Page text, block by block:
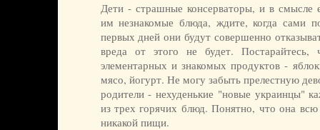
Дети - страшные консерваторы, и в смысле
им незнакомые блюда, ждите, когда сами
первых дней они будут совершенно
вреда от этого не будет.
элементарных и знакомых продуктов -
мясо, йогурт. Не могу забыть прелестную
родители - нехуденькие "новые украинцы"
из трех горячих блюд. Понятно, что она
никакой пищи.